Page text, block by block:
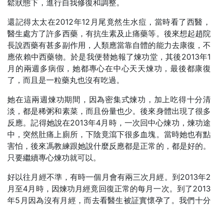
鬆狀態下，進行自我修復和調整。
還記得太太在2012年12月尾竟然生水痘，當時看了西醫，
醫生處方了許多西藥，有抗生素及止痛藥等。後來想起趙院
長說西藥有甚多副作用，人類應當靠自體的能力去康復，不
應依賴中西藥物。於是我便替她報了煉功堂，其後2013年1
月的兩週多病假，她都專心在中心天天煉功，最後都康復
了，而且是一粒藥丸也沒有吃過。
她在這兩週煉功期間，因為密集式煉功，加上吃得十分清
淡，都是稀粥和素菜，而且份量也少。後來身體出現了很多
反應。記得她說在2013年4月時，一次回中心煉功，煉功途
中，突然肚痛上廁所，下陰竟瀉下很多血塊。當時她也有點
害怕，後來馮教練跟她說什麼反應都是正常的，都是好的。
只要繼續專心煉功就可以。
好以往月經不準，有時一個月會有兩三次月經。到2013年2
月至4月時，因煉功月經竟回復正常的每月一次。到了2013
年5月因為沒有月經，而去看醫生被証實懷孕了。我們十分